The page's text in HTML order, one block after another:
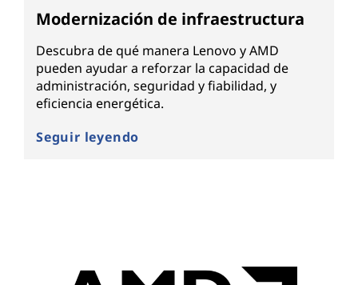
Modernización de infraestructura
Descubra de qué manera Lenovo y AMD
pueden ayudar a reforzar la capacidad de
administración, seguridad y fiabilidad, y
eficiencia energética.
Seguir leyendo